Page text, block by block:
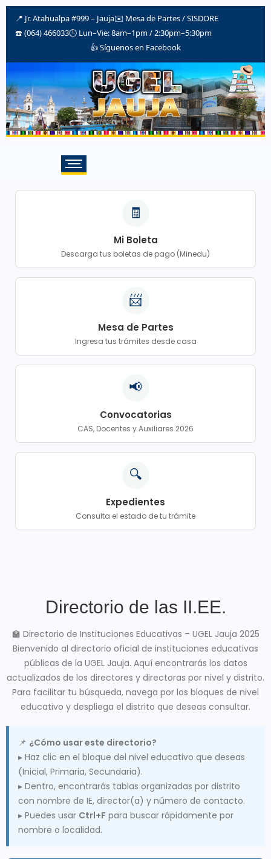
📍 Jr. Atahualpa #999 – Jauja✉️ Mesa de Partes / SISDORE
☎️ (064) 466033🕒 Lun–Vie: 8am–1pm / 2:30pm–5:30pm
👍 Síguenos en Facebook
🧾
Mi Boleta
Descarga tus boletas de pago (Minedu)
📨
Mesa de Partes
Ingresa tus trámites desde casa
📢
Convocatorias
CAS, Docentes y Auxiliares 2026
🔍
Expedientes
Consulta el estado de tu trámite
Directorio de las II.EE.
🏫 Directorio de Instituciones Educativas – UGEL Jauja 2025
Bienvenido al directorio oficial de instituciones educativas
públicas de la UGEL Jauja. Aquí encontrarás los datos
actualizados de los directores y directoras por nivel y distrito.
Para facilitar tu búsqueda, navega por los bloques de nivel
educativo y despliega el distrito que deseas consultar.
📌 ¿Cómo usar este directorio?
▸ Haz clic en el bloque del nivel educativo que deseas
(Inicial, Primaria, Secundaria).
▸ Dentro, encontrarás tablas organizadas por distrito
con nombre de IE, director(a) y número de contacto.
▸ Puedes usar Ctrl+F para buscar rápidamente por
nombre o localidad.